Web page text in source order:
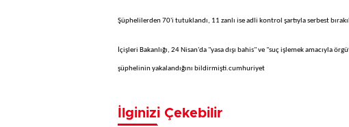
Şüphelilerden 70'i tutuklandı, 11 zanlı ise adli kontrol şartıyla serbest
İçişleri Bakanlığı, 24 Nisan'da "yasa dışı bahis" ve "suç işlemek amacıyla
şüphelinin yakalandığını bildirmişti.cumhuriyet
İlginizi Çekebilir